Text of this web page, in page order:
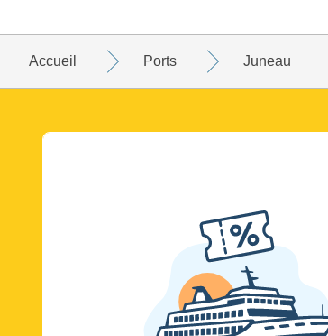
Accueil Ports Juneau